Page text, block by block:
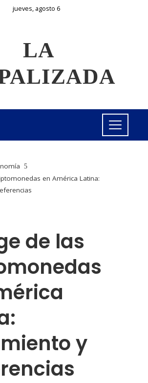
jueves, agosto 6
LA
en América Latina:
de las
y